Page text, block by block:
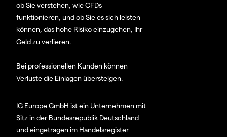
ob Sie verstehen, wie CFDs
funktionieren, und ob Sie es sich leisten
können, das hohe Risiko einzugehen, Ihr
Geld zu verlieren.
Bei professionellen Kunden können
Verluste die Einlagen übersteigen.
IG Europe GmbH ist ein Unternehmen mit
Sitz in der Bundesrepublik Deutschland
und eingetragen im Handelsregister